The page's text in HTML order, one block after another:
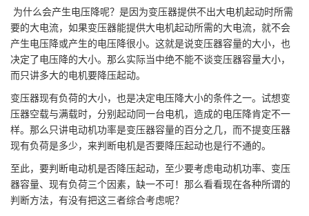
为什么会产生电压降呢？是因为变压器提供不出大电机起动时所需
要的大电流，如果变压器能提供大电机起动所需的大电流，就不会
产生电压降或产生的电压降很小。这就是说变压器容量的大小，也
决定了电压降的大小。那么实际当中绝不能不谈变压器容量大小，
而只讲多大的电机要降压起动。
变压器现有负荷的大小，也是决定电压降大小的条件之一。试想变
压器空载与满载时，分别起动同一台电机，造成的电压降肯定不一
样。那么只讲电动机功率是变压器容量的百分之几，而不提变压器
现有负荷是多少，来判断电机是否要降压起动也是行不通的。
至此，要判断电动机是否降压起动，至少要考虑电动机功率、变压
器容量、现有负荷三个因素，缺一不可！那么看看现在各种所谓的
判断方法，有没有把这三者综合考虑呢？